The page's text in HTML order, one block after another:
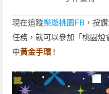
現在追蹤樂遊桃園FB ，按
任務，就可以參加「桃園燈
中黃金手環 !